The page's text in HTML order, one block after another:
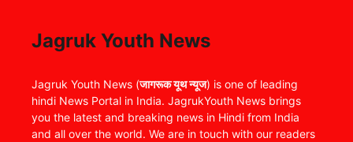
Jagruk Youth News
Jagruk Youth News (जागरूक यूथ न्यूज) is one of leading
hindi News Portal in India. JagrukYouth News brings
you the latest and breaking news in Hindi from India
and all over the world. We are in touch with our readers